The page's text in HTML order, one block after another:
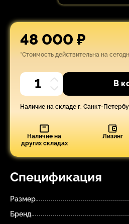
Спецификация
Размер
Бренд
48 000 ₽
*Стоимость действительна на
В
Наличие на складе г. Санкт-
Наличие на
других складах
Лизинг